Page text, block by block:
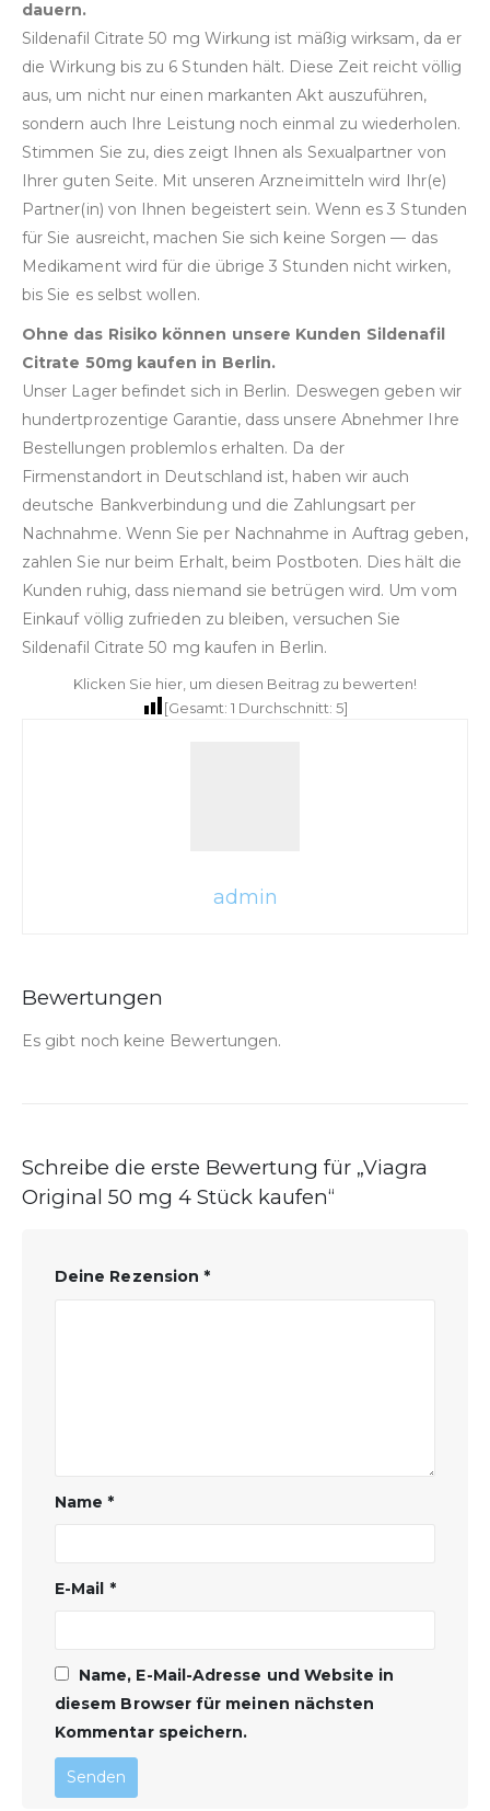
dauern.
Sildenafil Citrate 50 mg Wirkung ist mäßig wirksam, da er
die Wirkung bis zu 6 Stunden hält. Diese Zeit reicht völlig
aus, um nicht nur einen markanten Akt auszuführen,
sondern auch Ihre Leistung noch einmal zu wiederholen.
Stimmen Sie zu, dies zeigt Ihnen als Sexualpartner von
Ihrer guten Seite. Mit unseren Arzneimitteln wird Ihr(e)
Partner(in) von Ihnen begeistert sein. Wenn es 3 Stunden
für Sie ausreicht, machen Sie sich keine Sorgen — das
Medikament wird für die übrige 3 Stunden nicht wirken,
bis Sie es selbst wollen.
Ohne das Risiko können unsere Kunden Sildenafil
Citrate 50mg kaufen in Berlin.
Unser Lager befindet sich in Berlin. Deswegen geben wir
hundertprozentige Garantie, dass unsere Abnehmer Ihre
Bestellungen problemlos erhalten. Da der
Firmenstandort in Deutschland ist, haben wir auch
deutsche Bankverbindung und die Zahlungsart per
Nachnahme. Wenn Sie per Nachnahme in Auftrag geben,
zahlen Sie nur beim Erhalt, beim Postboten. Dies hält die
Kunden ruhig, dass niemand sie betrügen wird. Um vom
Einkauf völlig zufrieden zu bleiben, versuchen Sie
Sildenafil Citrate 50 mg kaufen in Berlin.
Klicken Sie hier, um diesen Beitrag zu bewerten!
[Gesamt: 1 Durchschnitt: 5]
admin
Bewertungen
Es gibt noch keine Bewertungen.
Schreibe die erste Bewertung für „Viagra
Original 50 mg 4 Stück kaufen“
Deine Rezension *
Name *
E-Mail *
Name, E-Mail-Adresse und Website in
diesem Browser für meinen nächsten
Kommentar speichern.